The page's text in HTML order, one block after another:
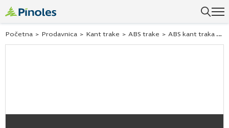
Početna > Prodavnica > Kant trake > ABS trake > ABS kant traka Egger dijamant siva u963 43×08